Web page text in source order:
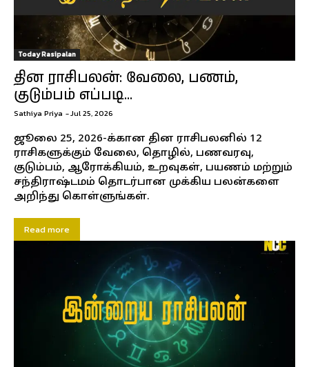
Today Rasipalan
தின ராசிபலன்: வேலை, பணம்,
குடும்பம் எப்படி...
Sathiya Priya -Jul 25, 2026
ஜூலை 25, 2026-க்கான தின ராசிபலனில் 12
ராசிகளுக்கும் வேலை, தொழில், பணவரவு,
குடும்பம், ஆரோக்கியம், உறவுகள், பயணம் மற்றும்
சந்திராஷ்டமம் தொடர்பான முக்கிய பலன்களை
அறிந்து கொள்ளுங்கள்.
Read more